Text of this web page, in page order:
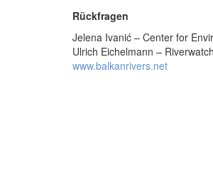
Rückfragen
Jelena Ivanić – Center for
Ulrich Eichelmann – Riverwatch
www.balkanrivers.net